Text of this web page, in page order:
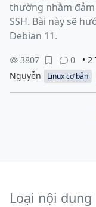
thường nhằm
SSH. Bài này sẽ
Debian 11.
3807 0 •
Nguyễn
Linux cơ bản
Loại nội dung